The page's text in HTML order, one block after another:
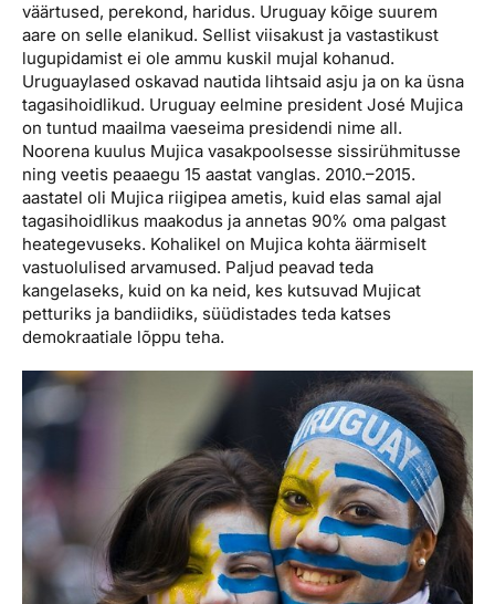
väärtused, perekond, haridus. Uruguay kõige suurem
aare on selle elanikud. Sellist viisakust ja vastastikust
lugupidamist ei ole ammu kuskil mujal kohanud.
Uruguaylased oskavad nautida lihtsaid asju ja on ka üsna
tagasihoidlikud. Uruguay eelmine president José Mujica
on tuntud maailma vaeseima presidendi nime all.
Noorena kuulus Mujica vasakpoolsesse sissirühmitusse
ning veetis peaaegu 15 aastat vanglas. 2010.–2015.
aastatel oli Mujica riigipea ametis, kuid elas samal ajal
tagasihoidlikus maakodus ja annetas 90% oma palgast
heategevuseks. Kohalikel on Mujica kohta äärmiselt
vastuolulised arvamused. Paljud peavad teda
kangelaseks, kuid on ka neid, kes kutsuvad Mujicat
petturiks ja bandiidiks, süüdistades teda katses
demokraatiale lõppu teha.